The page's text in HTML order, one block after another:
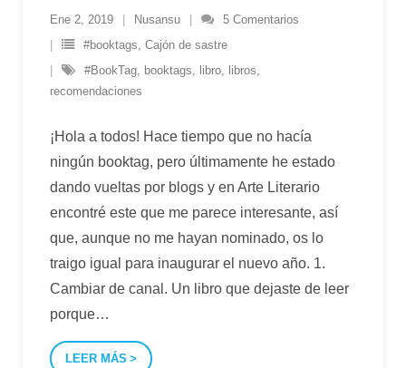
Ene 2, 2019 Nusansu 5 Comentarios
#booktags, Cajón de sastre
#BookTag, booktags, libro, libros,
recomendaciones
¡Hola a todos! Hace tiempo que no hacía
ningún booktag, pero últimamente he estado
dando vueltas por blogs y en Arte Literario
encontré este que me parece interesante, así
que, aunque no me hayan nominado, os lo
traigo igual para inaugurar el nuevo año. 1.
Cambiar de canal. Un libro que dejaste de leer
porque…
LEER MÁS